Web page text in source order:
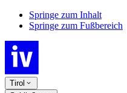
Springe zum Inhalt
Springe zum Fußbereich
Tirol